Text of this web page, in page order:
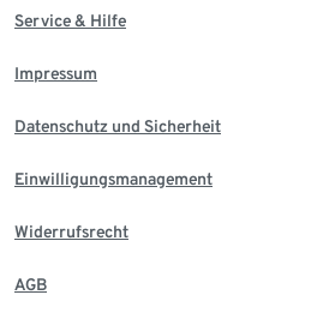
Service & Hilfe
Impressum
Datenschutz und Sicherheit
Einwilligungsmanagement
Widerrufsrecht
AGB